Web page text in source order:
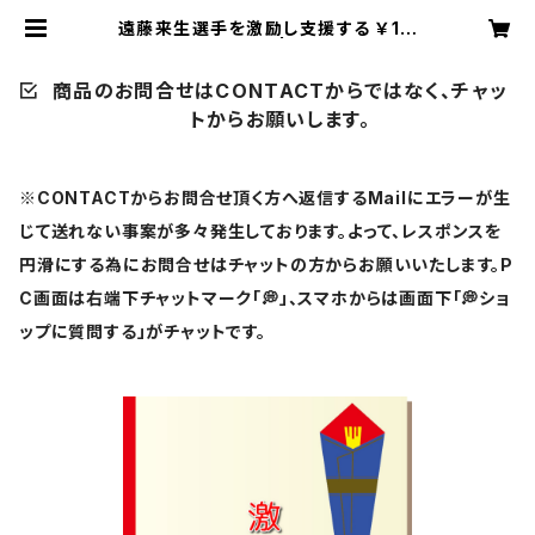
遠藤来生選手を激励し支援する ￥11,
商品のお問合せはCONTACTからではなく、チャッ
トからお願いします。
※CONTACTからお問合せ頂く方へ返信するMailにエラーが生
じて送れない事案が多々発生しております。よって、レスポンスを
円滑にする為にお問合せはチャットの方からお願いいたします。P
C画面は右端下チャットマーク「💭」、スマホからは画面下「💭ショ
ップに質問する」がチャットです。